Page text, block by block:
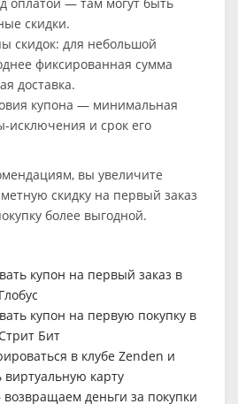
скидки.
скидок: для небольшой
фиксированная сумма
доставка.
купона — минимальная
исключения и срок его
вы увеличите
скидку на первый заказ
более выгодной.
купон на первый заказ в
купон на первую покупку в
Бит
в клубе Zenden и
виртуальную карту
деньги за покупки